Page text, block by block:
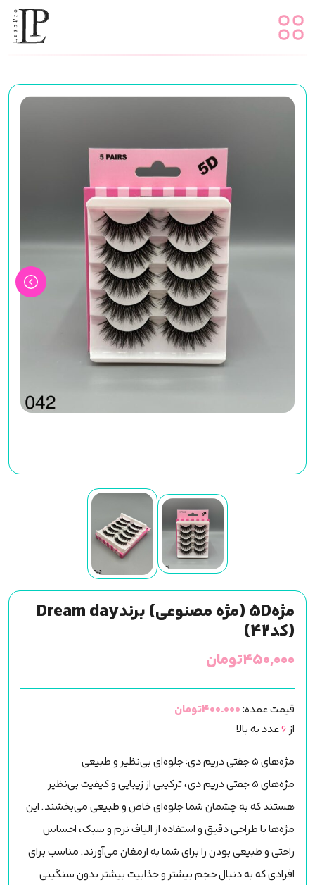
مژه5D (مژه مصنوعی) برندDream day
(کد42)
۴۵۰,۰۰۰تومان
قیمت عمده:400.000تومان
از6عدد به بالا
مژه‌های ۵ جفتی دریم دی: جلوه‌ای بی‌نظیر و طبیعی
مژه‌های ۵ جفتی دریم دی، ترکیبی از زیبایی و کیفیت بی‌نظیر
هستند که به چشمان شما جلوه‌ای خاص و طبیعی می‌بخشند. این
مژه‌ها با طراحی دقیق و استفاده از الیاف نرم و سبک، احساس
راحتی و طبیعی بودن را برای شما به ارمغان می‌آورند. مناسب برای
افرادی که به دنبال حجم بیشتر و جذابیت بیشتر بدون سنگینی